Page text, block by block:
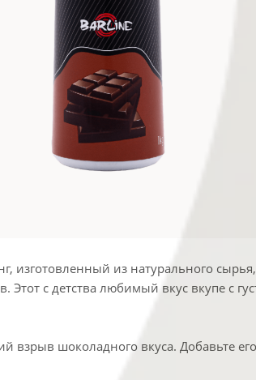
изготовленный из натурального
Этот с детства любимый вкус вкупе с
взрыв шоколадного вкуса. Добавьте